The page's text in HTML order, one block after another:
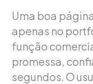
Uma boa
apenas no
função
promessa,
segundos. O